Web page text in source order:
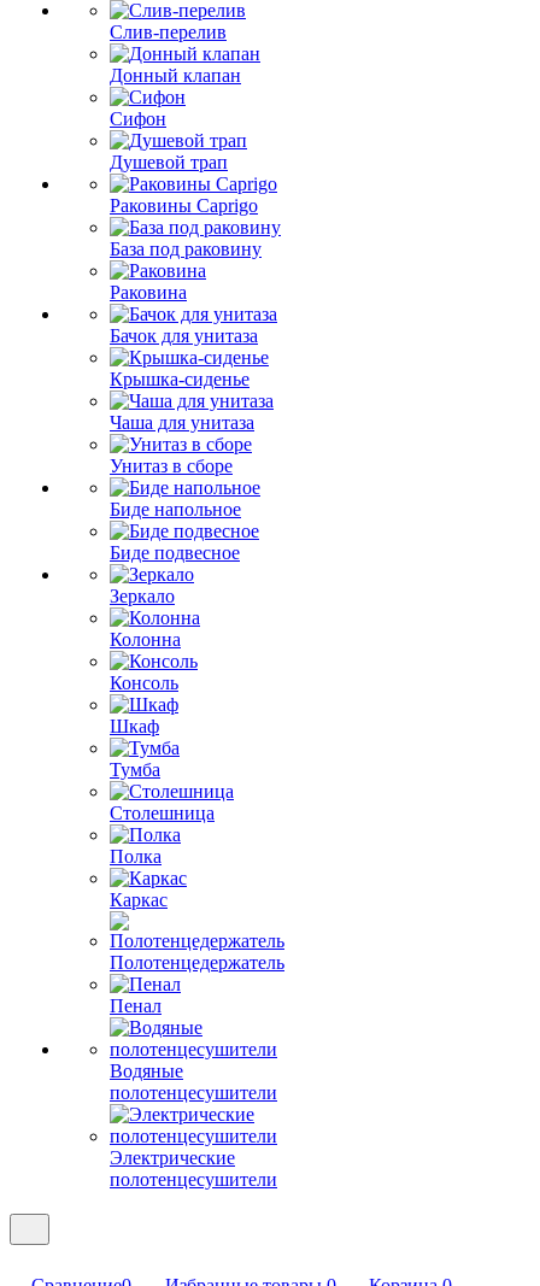
Слив-перелив
Донный клапан
Сифон
Душевой трап
Раковины Caprigo
База под раковину
Раковина
Бачок для унитаза
Крышка-сиденье
Чаша для унитаза
Унитаз в сборе
Биде напольное
Биде подвесное
Зеркало
Колонна
Консоль
Шкаф
Тумба
Столешница
Полка
Каркас
Полотенцедержатель
Пенал
Водяные
полотенцесушители
Электрические
полотенцесушители